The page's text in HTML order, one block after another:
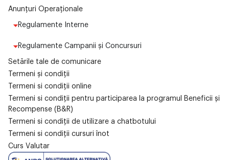
Anunțuri Operaționale
Regulamente Interne
Regulamente Campanii și Concursuri
Setările tale de comunicare
Termeni și condiții
Termeni si condiții online
Termeni si condiții pentru participarea la programul Beneficii și
Recompense (B&R)
Termeni si condiții de utilizare a chatbotului
Termeni si condiții cursuri înot
Curs Valutar